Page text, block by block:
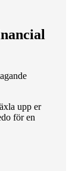
upp er
för en